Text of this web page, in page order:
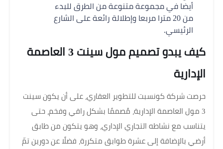
أيضا في مجموعة متنوعة من الطرق للبدء
من 20 مترا مربعا وإطلالة رائعة على الشارع
الرئيسي.
كيف يبدو تصميم مول سينت 3 العاصمة
الإدارية
حرصت شركة كونسبت للتطوير العقاري، على أن يكون سينت
3 مول العاصمة الإدارية، مُصممًا بشكل راقي وفخم، حتى
يتناسب مع نشاطه التجاري الإداري، وهو يتكون من طابق
أرضي بالإضافة إلى عشرة طوابق متكررة، فضلًا عن دورين تمّ